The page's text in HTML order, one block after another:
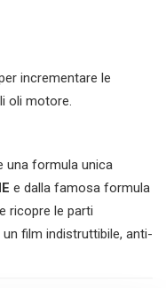
incrementare le
oli motore.
una formula unica
e dalla famosa formula
ricopre le parti
film indistruttibile, anti-